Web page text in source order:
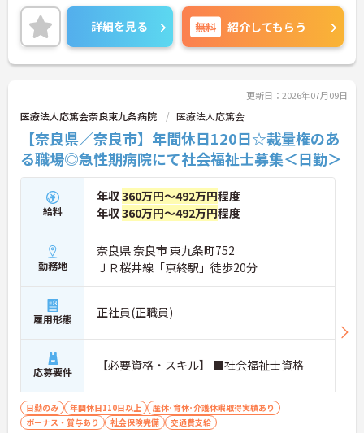
寺駅、志都美駅、近鉄五位堂駅方面に出ております
ので車でも電車での通勤でも便利です。少しでも気
になられる方はお気軽にご相談ください。面接対策
などより詳しい内容をお伝え致します！
詳細を見る 無料 紹介してもらう
更新日：2026年07月09日
医療法人応篤会奈良東九条病院 医療法人応篤会
【奈良県／奈良市】年間休日120日☆裁量権のあ
る職場◎急性期病院にて社会福祉士募集＜日勤＞
給料
年収360万円～492万円程度
年収360万円～492万円程度
勤務地
奈良県 奈良市 東九条町752
ＪＲ桜井線「京終駅」徒歩20分
雇用形態 正社員(正職員)
応募要件 【必要資格・スキル】 ■社会福祉士資格
日勤のみ 年間休日110日以上
産休･育休･介護休暇取得実績あり
ボーナス・賞与あり
社会保険完備 交通費支給